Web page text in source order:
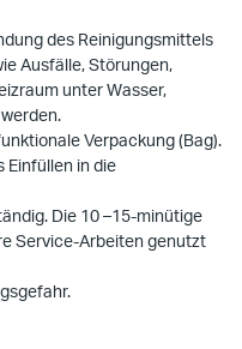
des Reinigungsmittels
Ausfälle, Störungen,
unter Wasser,
Verpackung (Bag).
Einfüllen in die
Die 10 –15-minütige
Service-Arbeiten genutzt